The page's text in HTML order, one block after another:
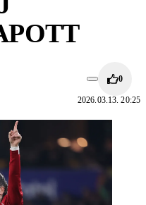
0
2026.03.13. 20:25